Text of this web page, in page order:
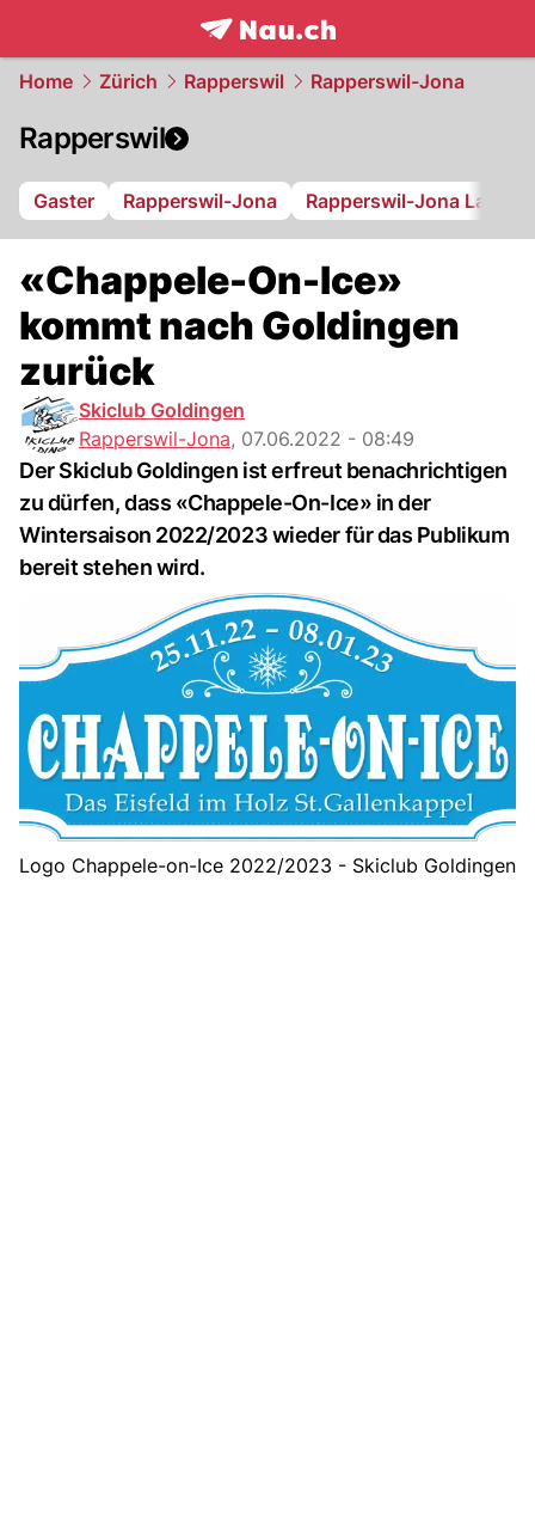
frontpage.NAU.ch
Home Zürich Rapperswil Rapperswil-Jona
Rapperswil
Gaster Rapperswil-Jona Rapperswil-Jona Lakers
«Chappele-On-Ice»
kommt nach Goldingen
zurück
Skiclub Goldingen
Rapperswil-Jona, 07.06.2022 - 08:49
Der Skiclub Goldingen ist erfreut benachrichtigen
zu dürfen, dass «Chappele-On-Ice» in der
Wintersaison 2022/2023 wieder für das Publikum
bereit stehen wird.
Logo Chappele-on-Ice 2022/2023 - Skiclub Goldingen